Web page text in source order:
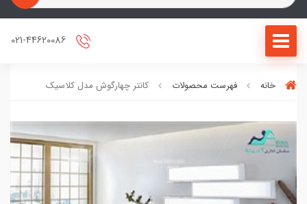
خانه فهرست محصولات کانتر چهارگوش مدل کلاسیک